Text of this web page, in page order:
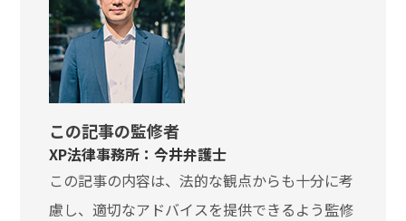
この記事の監修者
XP法律事務所：今井弁護士
この記事の内容は、法的な観点からも十分に考
慮し、適切なアドバイスを提供できるよう監修